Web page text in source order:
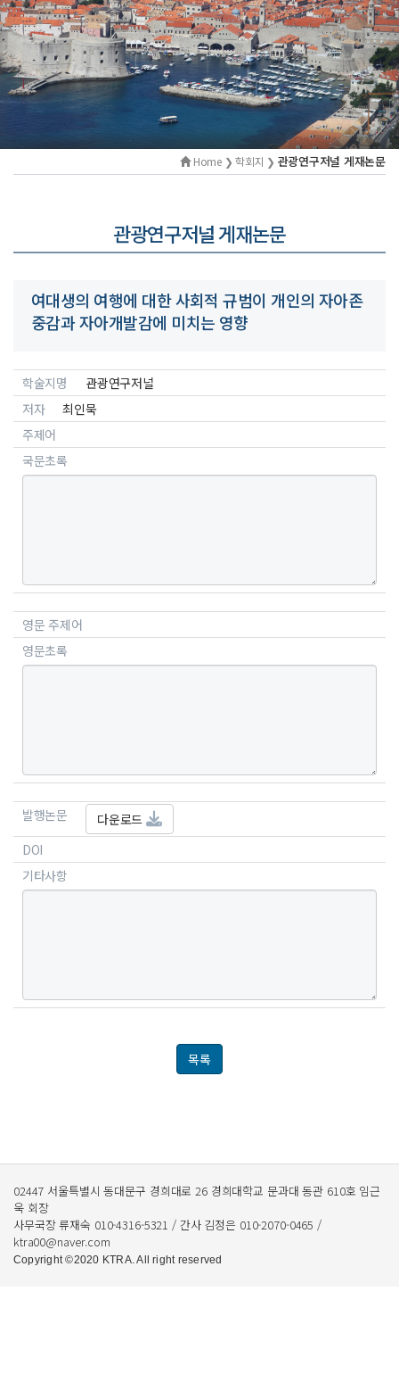
Home ❯ 학회지 ❯ 관광연구저널 게재논문
관광연구저널 게재논문
여대생의 여행에 대한 사회적 규범이 개인의 자아존
중감과 자아개발감에 미치는 영향
학술지명
관광연구저널
저자
최인묵
주제어
국문초록
영문 주제어
영문초록
발행논문
다운로드
DOI
기타사항
목록
02447 서울특별시 동대문구 경희대로 26 경희대학교 문과대 동관 610호 임근
욱 회장
사무국장 류재숙 010-4316-5321 / 간사 김정은 010-2070-0465 /
ktra00@naver.com
Copyright ©2020 KTRA. All right reserved